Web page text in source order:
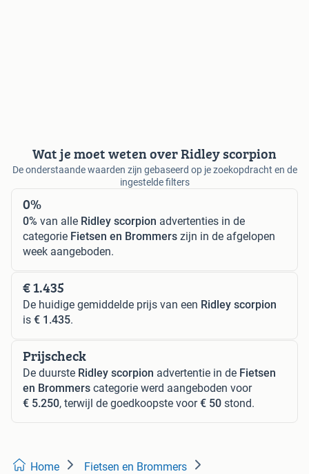
Wat je moet weten over Ridley scorpion
De onderstaande waarden zijn gebaseerd op je zoekopdracht en de
ingestelde filters
0%
0% van alle Ridley scorpion advertenties in de
categorie Fietsen en Brommers zijn in de afgelopen
week aangeboden.
€ 1.435
De huidige gemiddelde prijs van een Ridley scorpion
is € 1.435.
Prijscheck
De duurste Ridley scorpion advertentie in de Fietsen
en Brommers categorie werd aangeboden voor
€ 5.250, terwijl de goedkoopste voor€ 50 stond.
Home Fietsen en Brommers